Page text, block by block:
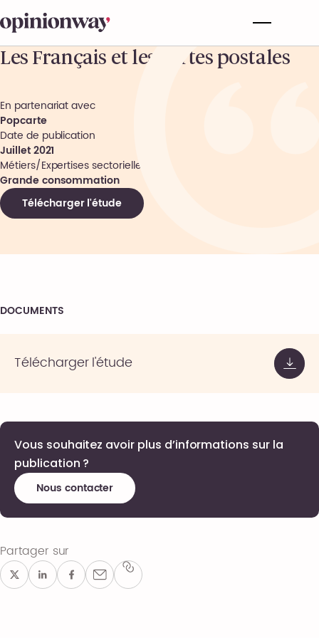
Les Français et les cartes postales
En partenariat avec
Popcarte
Date de publication
Juillet 2021
Métiers/Expertises sectorielles
Grande consommation
Télécharger l'étude
DOCUMENTS
Télécharger l'étude
Vous souhaitez avoir plus d’informations sur la
publication ?
Nous contacter
Partager sur